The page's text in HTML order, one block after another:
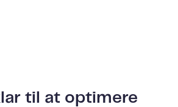
til at optimere